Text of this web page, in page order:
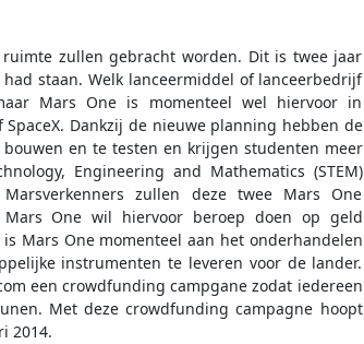
zullen gebracht worden. Dit is twee jaar
staan. Welk lanceermiddel of lanceerbedrijf
Mars One is momenteel wel hiervoor in
Dankzij de nieuwe planning hebben de
en te testen en krijgen studenten meer
Engineering and Mathematics (STEM)
zullen deze twee Mars One
One wil hiervoor beroep doen op geld
Mars One momenteel aan het onderhandelen
instrumenten te leveren voor de lander.
een crowdfunding campgane zodat iedereen
Met deze crowdfunding campagne hoopt
2014.